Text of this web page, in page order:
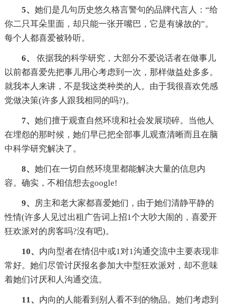
5、 她们是几句历史悠久格言警句的品牌代言人：“给
你二只耳朵里面，却只能一张开嘴巴，它是有缘故的”。
每个人都喜爱被聆听。
6、
依据我的科学研究，大部分不爱说话者在做事儿
以前都喜爱先把事儿用心考虑到一次，那样做益处多多。
就我本人来讲，不是我这类种类的人。由于我很喜欢凭感
觉做决策(许多人跟我相同的吗?)。
7、 她们擅于观查自然环境和社会发展琐碎。当他人
在埋怨的那时候，她们早已把全部事儿观查清晰而且在脑
中科学研究解决了。
8、 她们在一切自然环境里都能解决大量的信息内
容。确实，不相信想去google!
9、
房主和老大家都喜爱她们，由于她们清静平静的
性情(许多人见过出租广告词上招1个大吵大闹的，喜爱开
狂欢派对的房客吗?沒有吧)。
10、 内向型者在情侣中或1对1沟通交流中主要表现非
常好。她们尽管讨厌报名参加大中型狂欢派对，却不意味
着她们讨厌和人沟通交流。
11、 内向的人能看到别人看不到的物品。她们考虑到